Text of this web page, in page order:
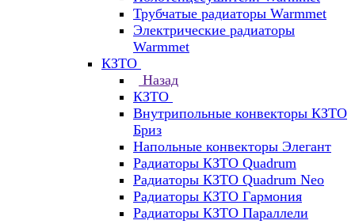
Трубчатые радиаторы Warmmet
Электрические радиаторы
Warmmet
КЗТО
Назад
КЗТО
Внутрипольные конвекторы КЗТО
Бриз
Напольные конвекторы Элегант
Радиаторы КЗТО Quadrum
Радиаторы КЗТО Quadrum Neo
Радиаторы КЗТО Гармония
Радиаторы КЗТО Параллели